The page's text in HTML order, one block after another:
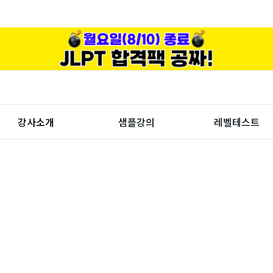
강사소개 샘플강의 레벨테스트